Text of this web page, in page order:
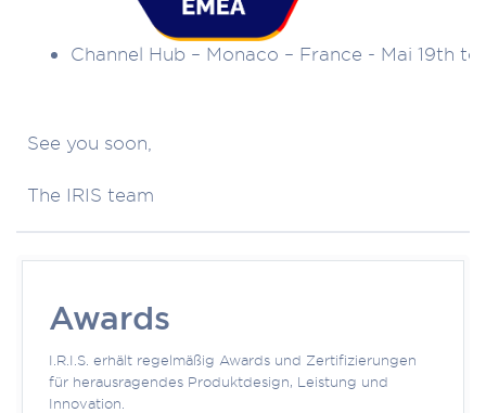
Channel Hub – Monaco – France - Mai 19th to
See you soon,
The IRIS team
Awards
I.R.I.S. erhält regelmäßig Awards und Zertifizierungen
für herausragendes Produktdesign, Leistung und
Innovation.